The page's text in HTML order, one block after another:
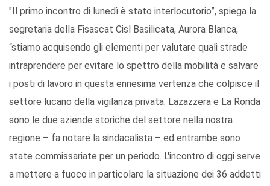
"Il primo incontro di lunedì è stato interlocutorio”, spiega la
segretaria della Fisascat Cisl Basilicata, Aurora Blanca,
“stiamo acquisendo gli elementi per valutare quali strade
intraprendere per evitare lo spettro della mobilità e salvare
i posti di lavoro in questa ennesima vertenza che colpisce il
settore lucano della vigilanza privata. Lazazzera e La Ronda
sono le due aziende storiche del settore nella nostra
regione – fa notare la sindacalista – ed entrambe sono
state commissariate per un periodo. L'incontro di oggi serve
a mettere a fuoco in particolare la situazione dei 36 addetti